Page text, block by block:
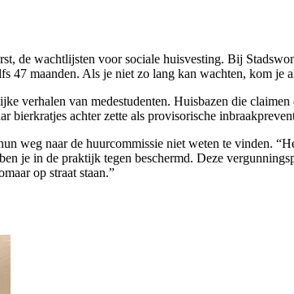
de wachtlijsten voor sociale huisvesting. Bij
47 maanden. Als je niet zo lang kan wachten, kom je
verhalen van medestudenten. Huisbazen die
bierkratjes achter zette als provisorische
weg naar de huurcommissie niet weten te vinden.
je in de praktijk tegen beschermd. Deze
op straat staan.”